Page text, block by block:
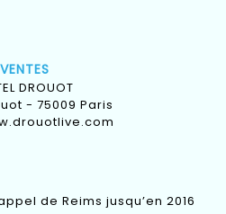
VENTES
DROUOT
- 75009 Paris
de Reims jusqu’en 2016